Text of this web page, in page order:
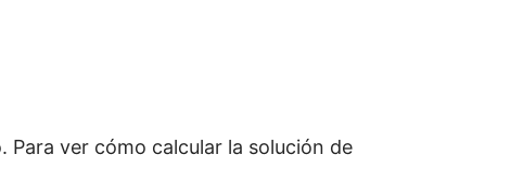
Para ver cómo calcular la solución de